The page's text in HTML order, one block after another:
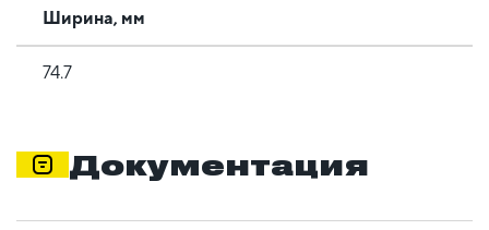
Ширина, мм
74.7
Документация